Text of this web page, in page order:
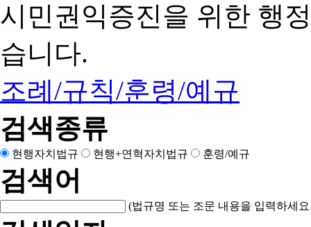
시민권익증진을 위한 행
습니다.
조례/규칙/훈령/예규
검색종류
현행자치법규 현행+연혁자치법규 훈령/예규
검색어
(법규명 또는 조문 내용을 입력하세